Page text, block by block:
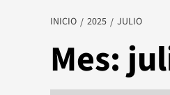
INICIO 2025 JULIO
Mes: